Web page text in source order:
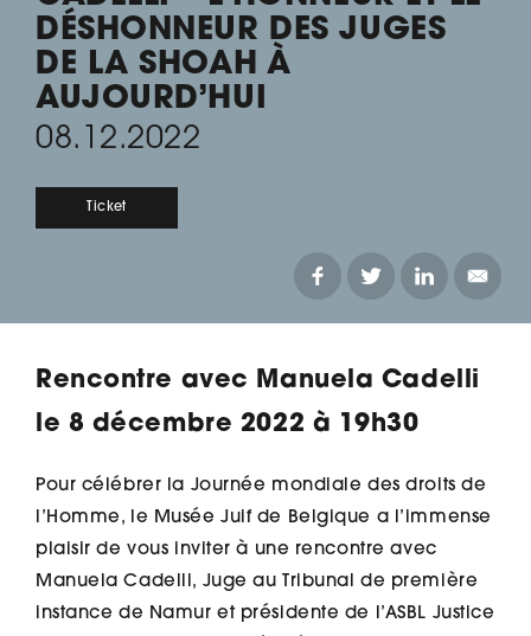
DÉSHONNEUR DES JUGES
DE LA SHOAH À
AUJOURD’HUI
08.12.2022
Ticket
Rencontre avec Manuela Cadelli
le 8 décembre 2022 à 19h30
Pour célébrer la Journée mondiale des droits de
l’Homme, le Musée Juif de Belgique a l’immense
plaisir de vous inviter à une rencontre avec
Manuela Cadelli, Juge au Tribunal de première
instance de Namur et présidente de l’ASBL Justice